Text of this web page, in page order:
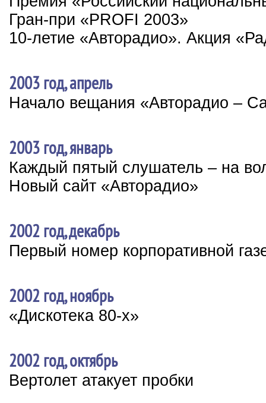
Гран-при «PROFI 2003»
10-летие «Авторадио». Акция
2003 год, апрель
Начало вещания «Авторадио –
2003 год, январь
Каждый пятый слушатель – на
Новый сайт «Авторадио»
2002 год, декабрь
Первый номер корпоративной
2002 год, ноябрь
«Дискотека 80-х»
2002 год, октябрь
Вертолет атакует пробки